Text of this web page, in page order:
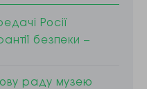
Росії
безпеки –
раду музею